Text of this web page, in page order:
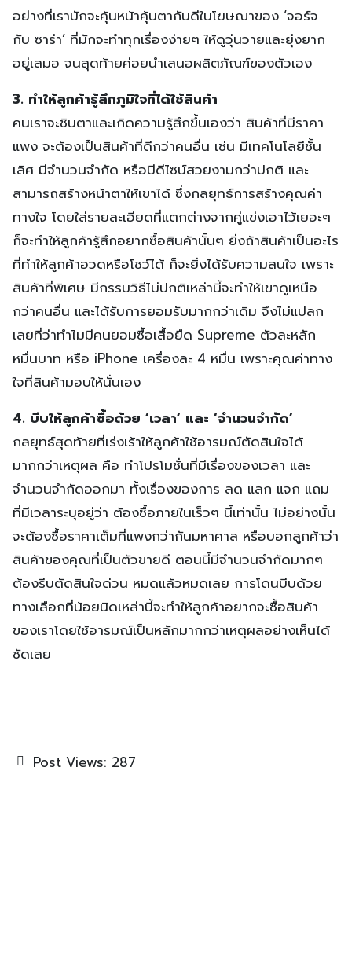
อย่างที่เรามักจะคุ้นหน้าคุ้นตากันดีในโฆษณาของ ‘จอร์จ
กับ ซาร่า’ ที่มักจะทำทุกเรื่องง่ายๆ ให้ดูวุ่นวายและยุ่งยาก
อยู่เสมอ จนสุดท้ายค่อยนำเสนอผลิตภัณฑ์ของตัวเอง
3. ทำให้ลูกค้ารู้สึกภูมิใจที่ได้ใช้สินค้า
คนเราจะชินตาและเกิดความรู้สึกขึ้นเองว่า สินค้าที่มีราคา
แพง จะต้องเป็นสินค้าที่ดีกว่าคนอื่น เช่น มีเทคโนโลยีชั้น
เลิศ มีจำนวนจำกัด หรือมีดีไซน์สวยงามกว่าปกติ และ
สามารถสร้างหน้าตาให้เขาได้ ซึ่งกลยุทธ์การสร้างคุณค่า
ทางใจ โดยใส่รายละเอียดที่แตกต่างจากคู่แข่งเอาไว้เยอะๆ
ก็จะทำให้ลูกค้ารู้สึกอยากซื้อสินค้านั้นๆ ยิ่งถ้าสินค้าเป็นอะไร
ที่ทำให้ลูกค้าอวดหรือโชว์ได้ ก็จะยิ่งได้รับความสนใจ เพราะ
สินค้าที่พิเศษ มีกรรมวิธีไม่ปกติเหล่านี้จะทำให้เขาดูเหนือ
กว่าคนอื่น และได้รับการยอมรับมากกว่าเดิม จึงไม่แปลก
เลยที่ว่าทำไมมีคนยอมซื้อเสื้อยืด Supreme ตัวละหลัก
หมื่นบาท หรือ iPhone เครื่องละ 4 หมื่น เพราะคุณค่าทาง
ใจที่สินค้ามอบให้นั่นเอง
4. บีบให้ลูกค้าซื้อด้วย ‘เวลา’ และ ‘จำนวนจำกัด’
กลยุทธ์สุดท้ายที่เร่งเร้าให้ลูกค้าใช้อารมณ์ตัดสินใจได้
มากกว่าเหตุผล คือ ทำโปรโมชั่นที่มีเรื่องของเวลา และ
จำนวนจำกัดออกมา ทั้งเรื่องของการ ลด แลก แจก แถม
ที่มีเวลาระบุอยู่ว่า ต้องซื้อภายในเร็วๆ นี้เท่านั้น ไม่อย่างนั้น
จะต้องซื้อราคาเต็มที่แพงกว่ากันมหาศาล หรือบอกลูกค้าว่า
สินค้าของคุณที่เป็นตัวขายดี ตอนนี้มีจำนวนจำกัดมากๆ
ต้องรีบตัดสินใจด่วน หมดแล้วหมดเลย การโดนบีบด้วย
ทางเลือกที่น้อยนิดเหล่านี้จะทำให้ลูกค้าอยากจะซื้อสินค้า
ของเราโดยใช้อารมณ์เป็นหลักมากกว่าเหตุผลอย่างเห็นได้
ชัดเลย
Post Views: 287